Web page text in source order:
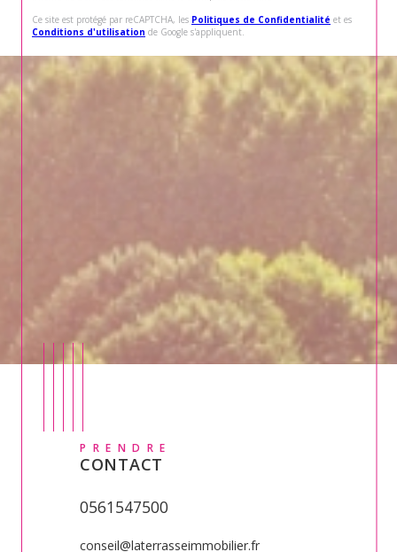
Ce site est protégé par reCAPTCHA, les Politiques de Confidentialité et es
Conditions d'utilisation de Google s'appliquent.
PRENDRE
CONTACT
0561547500
conseil@laterrasseimmobilier.fr